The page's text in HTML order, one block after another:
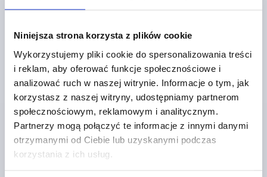
Niniejsza strona korzysta z plików cookie
Wykorzystujemy pliki cookie do spersonalizowania treści
i reklam, aby oferować funkcje społecznościowe i
analizować ruch w naszej witrynie. Informacje o tym, jak
korzystasz z naszej witryny, udostępniamy partnerom
społecznościowym, reklamowym i analitycznym.
Partnerzy mogą połączyć te informacje z innymi danymi
otrzymanymi od Ciebie lub uzyskanymi podczas
korzystania z ich usług.
K0044 B
ZAPIECIE Z KLAMRA, OTWORY MONTAZOWE
ZAKRYTE, FORMA:B, STAL NIERDZEWNA 1.4301 Z
POLYSKIEM, F1=2000